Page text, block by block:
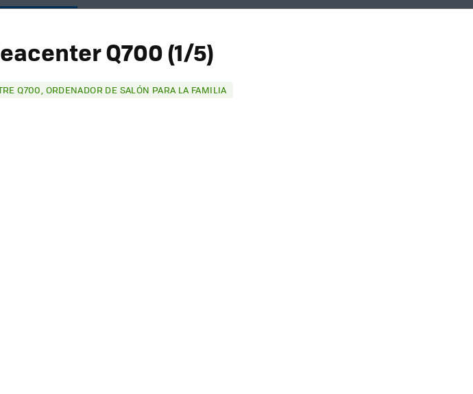
Q700 (1/5)
Q700, ORDENADOR DE SALÓN PARA LA FAMILIA